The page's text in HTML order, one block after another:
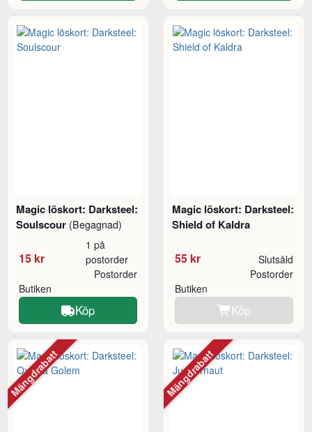
Magic löskort: Darksteel:
Soulscour (Begagnad)
15 kr
1 på
postorder
Butiken
Postorder
Köp
Magic löskort: Darksteel:
Shield of Kaldra
55 kr Slutsåld
Butiken
Postorder
Köp
Mängdrabatt Mängdrabatt